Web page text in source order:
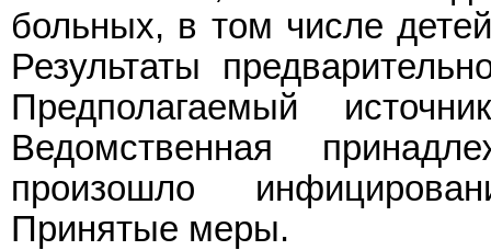
больных, в том числе
Результаты
Предполагаемый
Ведомственная
произошло
Принятые меры.